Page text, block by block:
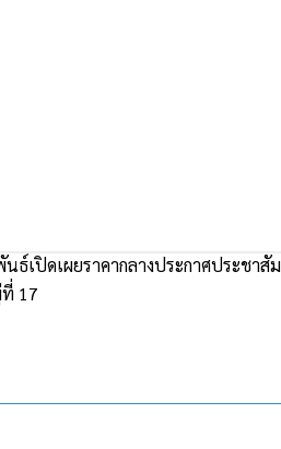
ธ์เปิดเผยราคากลางประกาศประชา
17